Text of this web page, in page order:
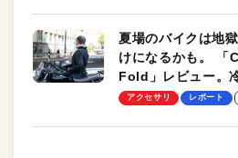
夏場のバイクは地
けになるかも。
Fold」レビュー。
却プレート、シン
アクセサリ レポート